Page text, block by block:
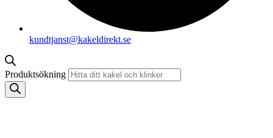
kundtjanst@kakeldirekt.se
Produktsökning